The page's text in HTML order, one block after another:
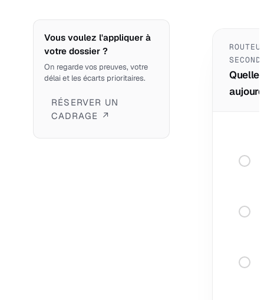
Vous voulez l'appliquer à
votre dossier ?
On regarde vos preuves, votre
délai et les écarts prioritaires.
RÉSERVER UN
CADRAGE ↗
Quelle